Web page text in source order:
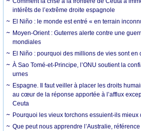
intérêts de l’extrême droite espagnole
El Niño : le monde est entré « en terrain
Moyen-Orient : Guterres alerte contre une
mondiales
El Niño : pourquoi des millions de vies sont en
À Sao Tomé-et-Principe, l’ONU soutient la
urnes
Espagne. Il faut veiller à placer les droits
au cœur de la réponse apportée à l’afflux
Ceuta
Pourquoi les vieux torchons essuient-ils mieux
Que peut nous apprendre l’Australie,